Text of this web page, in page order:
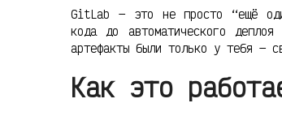
GitLab — это не просто “ещё
кода до автоматического
артефакты были только у тебя —
Как это